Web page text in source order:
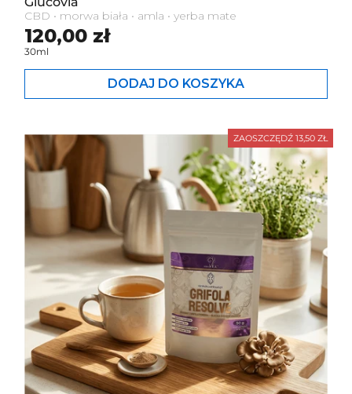
Cena standardowa
120,00 zł
30ml
CBD • morwa biała • amla • yerba mate
DODAJ DO KOSZYKA
ZAOSZCZĘDŹ 13,50 ZŁ